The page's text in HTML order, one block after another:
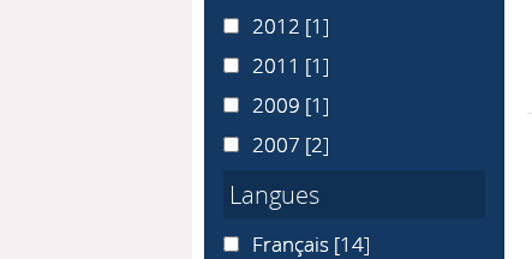
20122012 [1]
20112011 [1]
20092009 [1]
20072007 [2]
Langues
Français
Français [14]